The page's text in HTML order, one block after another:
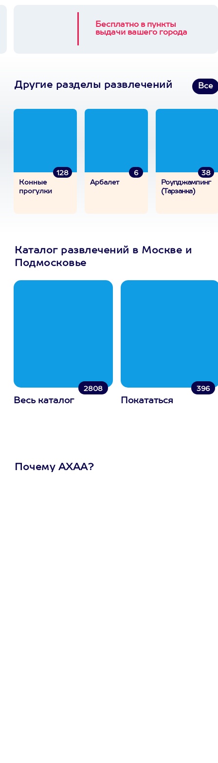
Бесплатно в пункты
выдачи вашего города
Другие разделы развлечений Все
128
Конные
прогулки
6
Арбалет
38
Роупджампинг
(Тарзанка)
Каталог развлечений в Москве и
Подмосковье
2808
Весь каталог
396
Покататься
Почему АХАА?